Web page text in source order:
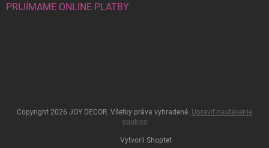
PRIJÍMAME ONLINE PLATBY
Vytvoril Shoptet
Copyright 2026 JOY DECOR . Všetky práva vyhradené. Upraviť nastavenie
cookies